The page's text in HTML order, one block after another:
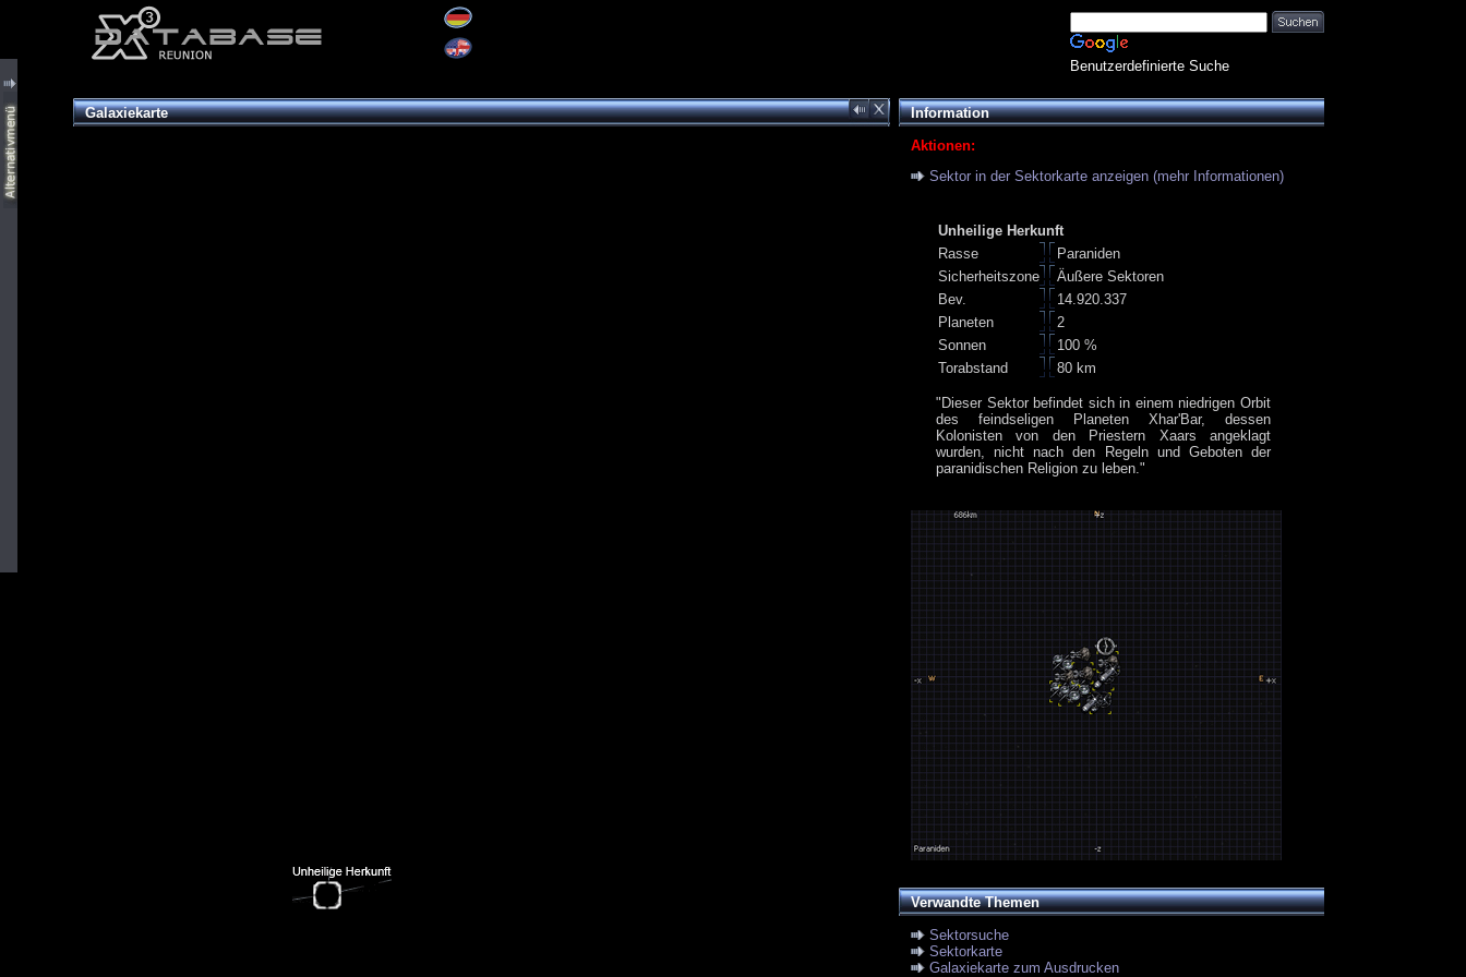
Benutzerdefinierte Suche
Galaxiekarte
Information
Aktionen:
Sektor in der Sektorkarte anzeigen (mehr Informationen)
Unheilige Herkunft
Rasse
Paraniden
Sicherheitszone
Äußere Sektoren
Bev.
14.920.337
Planeten
2
Sonnen
100 %
Torabstand
80 km
"Dieser Sektor befindet sich in einem niedrigen Orbit
des feindseligen Planeten Xhar'Bar, dessen
Kolonisten von den Priestern Xaars angeklagt
wurden, nicht nach den Regeln und Geboten der
paranidischen Religion zu leben."
Verwandte Themen
Sektorsuche
Sektorkarte
Galaxiekarte zum Ausdrucken